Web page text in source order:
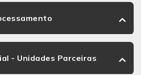
- Unidades Parceiras